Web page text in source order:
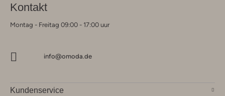
Kontakt
Montag - Freitag 09:00 - 17:00 uur
info@omoda.de
Kundenservice